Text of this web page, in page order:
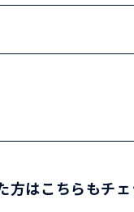
方はこちらもチ